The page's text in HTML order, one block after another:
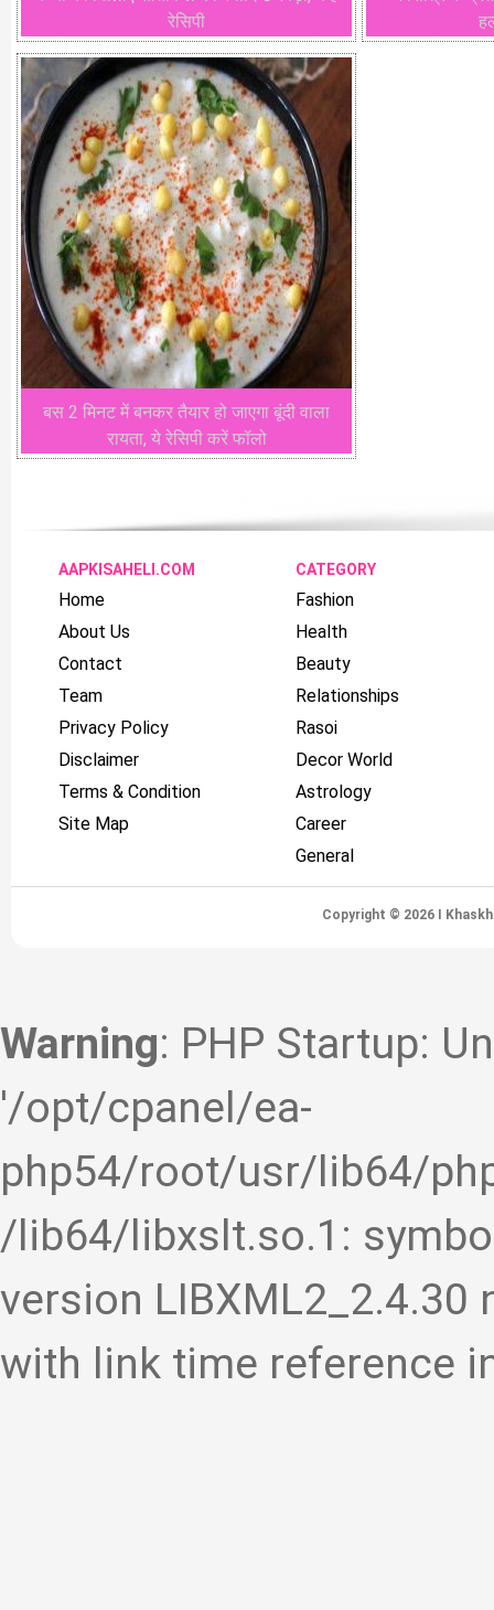
रेसिपी
बस 2 मिनट में बनकर तैयार हो जाएगा बूंदी वाला
रायता, ये रेसिपी करें फॉलो
AAPKISAHELI.COM
Home
About Us
Contact
Team
Privacy Policy
Disclaimer
Terms & Condition
Site Map
CATEGORY
Fashion
Health
Beauty
Relationships
Rasoi
Decor World
Astrology
Career
General
Copyright © 2026 I
Warning: PHP Startup:
'/opt/cpanel/ea-
php54/root/usr/lib64/
/lib64/libxslt.so.1:
version
with link time reference